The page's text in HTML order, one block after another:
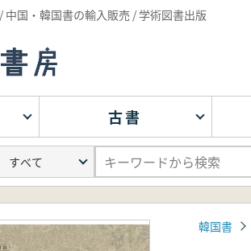
中国・韓国書の輸入販売 / 学術図書出版
古書
韓国書